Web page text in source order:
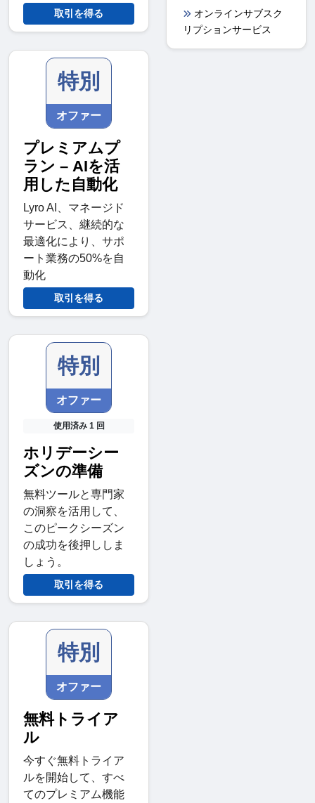
取引を得る
特別
オファー
プレミアムプ
ラン – AIを活
用した自動化
Lyro AI、マネージド
サービス、継続的な
最適化により、サポ
ート業務の50%を自
動化
取引を得る
特別
オファー
使用済み 1 回
ホリデーシー
ズンの準備
無料ツールと専門家
の洞察を活用して、
このピークシーズン
の成功を後押ししま
しょう。
取引を得る
特別
オファー
無料トライア
ル
今すぐ無料トライア
ルを開始して、すべ
てのプレミアム機能
オンラインサブスク
リプションサービス